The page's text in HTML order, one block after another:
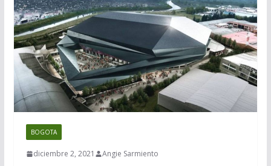
BOGOTA
diciembre 2, 2021 Angie Sarmiento